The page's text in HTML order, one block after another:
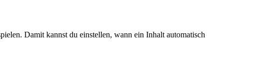
Damit kannst du einstellen, wann ein Inhalt automatisch